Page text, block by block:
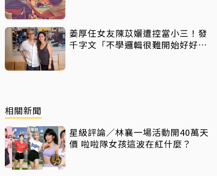
姜厚任女友陳苡孋遭控當小三！發
千字文「不學邏輯很難開始好好
相關新聞
星級評論／林襄一場活動開40萬天
價 啦啦隊女孩這波在紅什麼？